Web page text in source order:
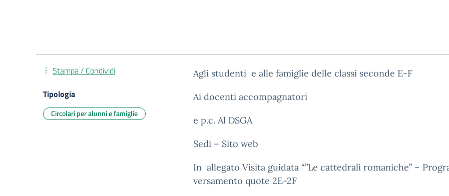
Agli studenti e alle famiglie delle classi seconde E-F
Ai docenti accompagnatori
e p.c. Al DSGA
Sedi – Sito web
In allegato Visita guidata “”Le cattedrali romaniche” –
versamento quote 2E-2F
Stampa / Condividi
Tipologia
Circolari per alunni e famiglie